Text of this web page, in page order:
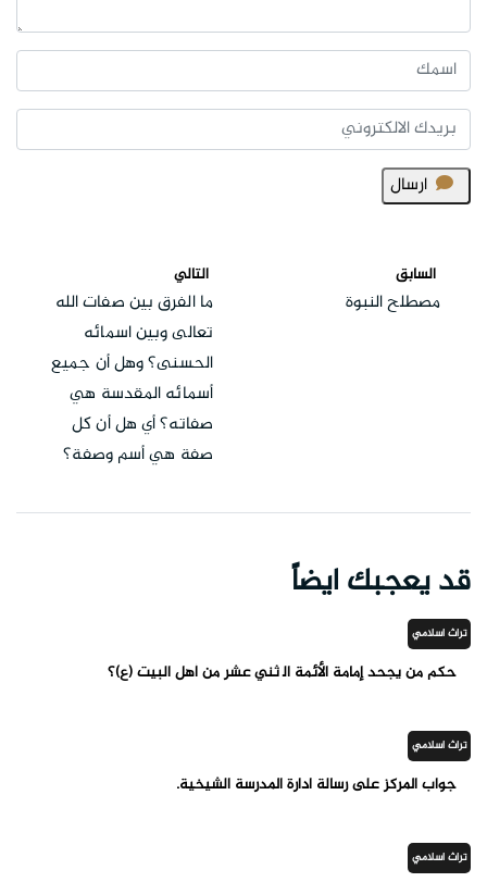
ارسال
السابق
مصطلح النبوة
التالي
ما الفرق بين صفات الله
تعالى وبين اسمائه
الحسنى؟ وهل أن جميع
أسمائه المقدسة هي
صفاته؟ أي هل أن كل
صفة هي أسم وصفة؟
قد يعجبك ايضاً
تراث اسلامي
حكم من يجحد إمامة الأئمة الٱثني عشر من أهل البيت (ع)؟
تراث اسلامي
جواب المركز على رسالة ادارة المدرسة الشيخية.
تراث اسلامي